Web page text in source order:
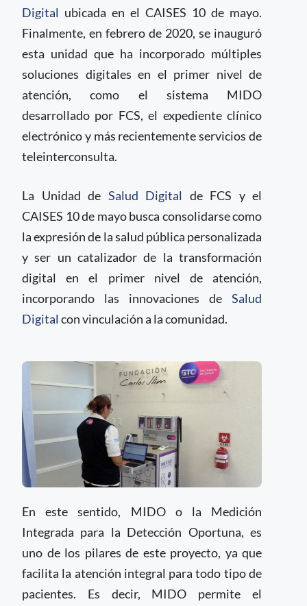
Digital ubicada en el CAISES 10 de mayo.
Finalmente, en febrero de 2020, se inauguró
esta unidad que ha incorporado múltiples
soluciones digitales en el primer nivel de
atención, como el sistema MIDO
desarrollado por FCS, el expediente clínico
electrónico y más recientemente servicios de
teleinterconsulta.
La Unidad de Salud Digital de FCS y el
CAISES 10 de mayo busca consolidarse como
la expresión de la salud pública personalizada
y ser un catalizador de la transformación
digital en el primer nivel de atención,
incorporando las innovaciones de Salud
Digital con vinculación a la comunidad.
En este sentido, MIDO o la Medición
Integrada para la Detección Oportuna, es
uno de los pilares de este proyecto, ya que
facilita la atención integral para todo tipo de
pacientes. Es decir, MIDO permite el